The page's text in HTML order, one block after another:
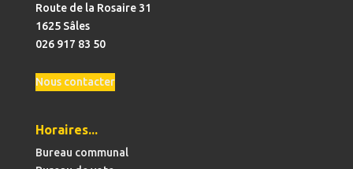
Route de la Rosaire 31
1625 Sâles
026 917 83 50
Nous contacter
Horaires...
Bureau communal